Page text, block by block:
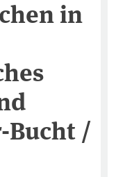
in
Bucht /